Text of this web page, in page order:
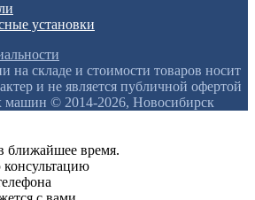
установки
на складе и стоимости товаров носит
и не является публичной офертой
машин © 2014-2026, Новосибирск
ближайшее время.